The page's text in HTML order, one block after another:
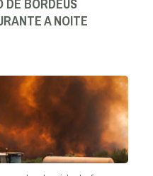
A NOITE